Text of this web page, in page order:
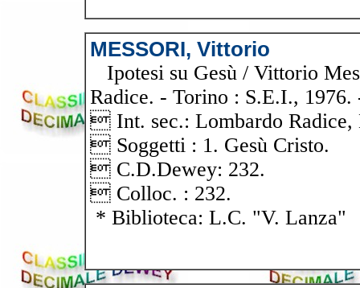
MESSORI, Vittorio
Ipotesi su Gesù / Vittorio
Radice. - Torino : S.E.I.,
 Int. sec.: Lombardo Radice,
 Soggetti : 1. Gesù Cristo.
 C.D.Dewey: 232.
 Colloc. : 232.
* Biblioteca: L.C. "V. Lanza"